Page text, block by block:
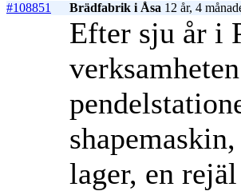
#108851
Brädfabrik i Åsa 12 år, 4
Efter sju år i
lager, en